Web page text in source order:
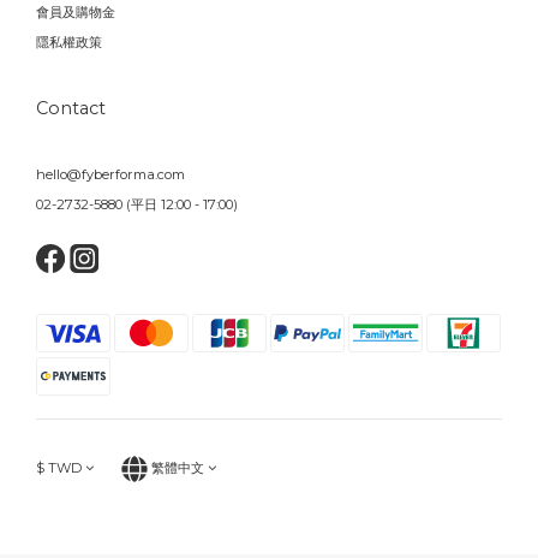
會員及購物金
隱私權政策
Contact
hello@fyberforma.com
02-2732-5880 (平日 12:00 - 17:00)
$ TWD 繁體中文